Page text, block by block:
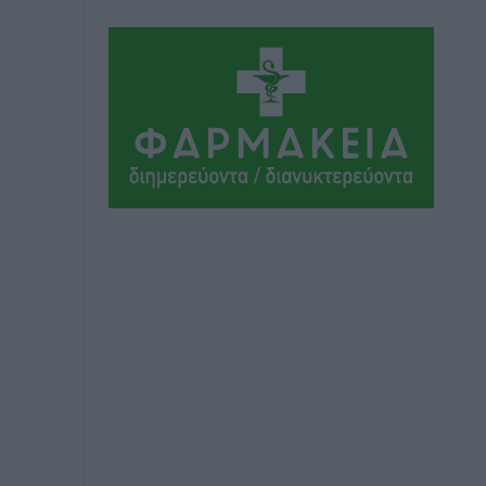
Ιάλυσος Β’: Νωρίς νωρίς μπήκαν στα
βάσανα της προετοιμασίας
πριν 12 ώρες
Εθνικός Αρχίπολης: Μεγάλο βήμα
προόδου η ίδρυση Ακαδημίας